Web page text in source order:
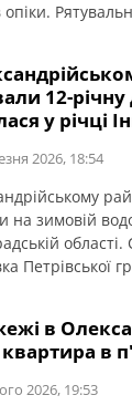
12-
у річці
2026, 18:54
на зимовій
Петрівської
людське
в
квартира в
2026, 19:53